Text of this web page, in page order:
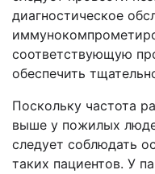
диагностическое
соответствующую
обеспечить
Поскольку частота
выше у пожилых
следует соблюдать
таких пациентов. У